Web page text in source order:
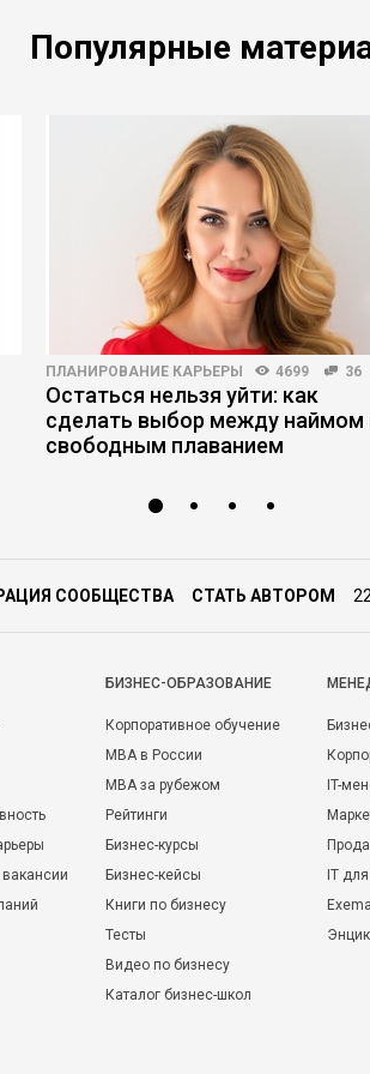
Популярные
ПЛАНИРОВАНИЕ КАРЬЕРЫ 4699 36
Остаться нельзя уйти: как
сделать выбор между наймом
свободным плаванием
СООБЩЕСТВА СТАТЬ АВТОРОМ
БИЗНЕС-ОБРАЗОВАНИЕ
Корпоративное обучение
MBA в России
MBA за рубежом
Рейтинги
Бизнес-курсы
Бизнес-кейсы
Книги по бизнесу
Тесты
Видео по бизнесу
Каталог бизнес-школ
IT-
IT